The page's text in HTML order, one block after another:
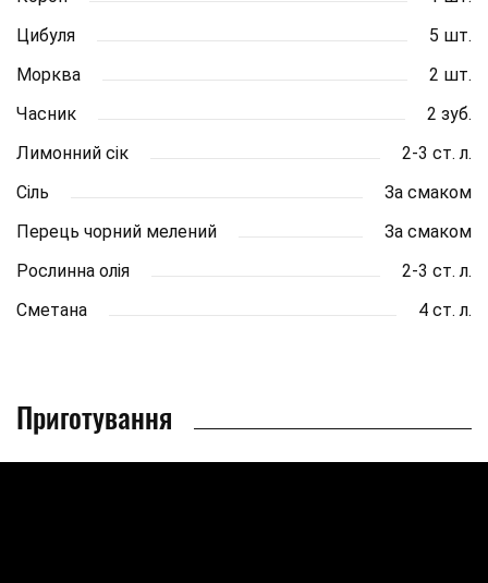
Цибуля
5 шт.
Морква
2 шт.
Часник
2 зуб.
Лимонний сік
2-3 ст. л.
Сіль
За смаком
Перець чорний мелений
За смаком
Рослинна олія
2-3 ст. л.
Сметана
4 ст. л.
Приготування